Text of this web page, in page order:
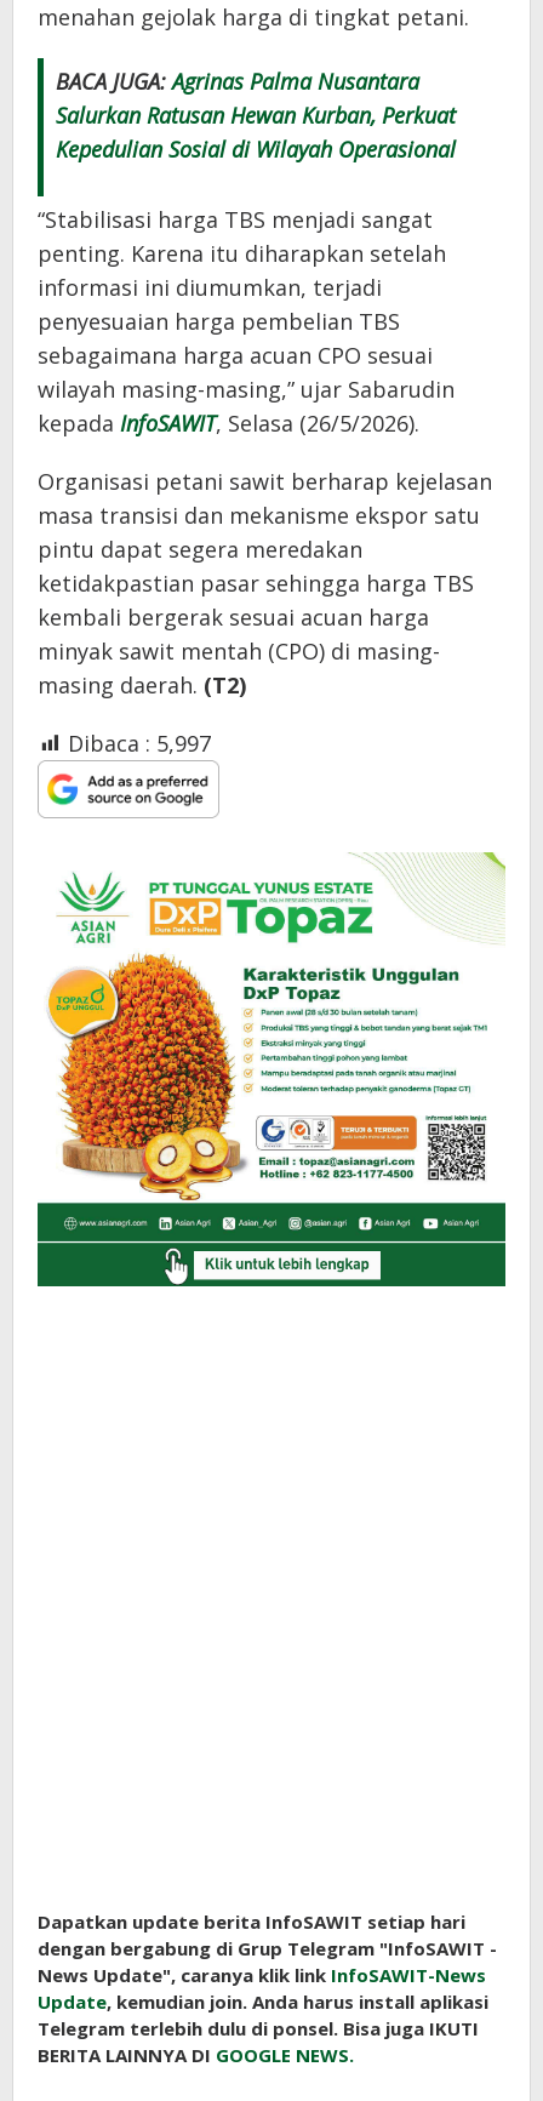
menahan gejolak harga di tingkat petani.
BACA JUGA:Agrinas Palma Nusantara
Salurkan Ratusan Hewan Kurban, Perkuat
Kepedulian Sosial di Wilayah Operasional
“Stabilisasi harga TBS menjadi sangat
penting. Karena itu diharapkan setelah
informasi ini diumumkan, terjadi
penyesuaian harga pembelian TBS
sebagaimana harga acuan CPO sesuai
wilayah masing-masing,” ujar Sabarudin
kepada InfoSAWIT, Selasa (26/5/2026).
Organisasi petani sawit berharap kejelasan
masa transisi dan mekanisme ekspor satu
pintu dapat segera meredakan
ketidakpastian pasar sehingga harga TBS
kembali bergerak sesuai acuan harga
minyak sawit mentah (CPO) di masing-
masing daerah. (T2)
Dibaca : 5,997
Dapatkan update berita InfoSAWIT setiap hari
dengan bergabung di Grup Telegram "InfoSAWIT -
News Update", caranya klik link InfoSAWIT-News
Update, kemudian join. Anda harus install aplikasi
Telegram terlebih dulu di ponsel. Bisa juga IKUTI
BERITA LAINNYA DI GOOGLE NEWS.